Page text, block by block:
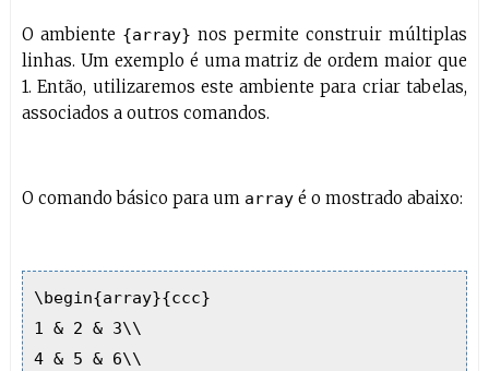
O ambiente {array} nos permite construir múltiplas
linhas. Um exemplo é uma matriz de ordem maior que
1. Então, utilizaremos este ambiente para criar tabelas,
associados a outros comandos.
O comando básico para um arrayé o mostrado abaixo:
\begin{array}{ccc}
1 & 2 & 3\\
4 & 5 & 6\\